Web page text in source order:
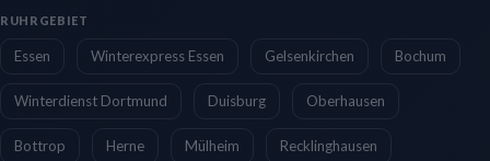
RUHRGEBIET
Essen Winterexpress Essen Gelsenkirchen Bochum
Winterdienst Dortmund Duisburg Oberhausen
Bottrop Herne Mülheim Recklinghausen